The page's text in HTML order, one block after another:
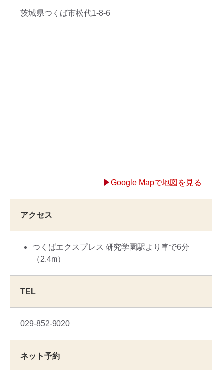
茨城県つくば市松代1-8-6
Google Mapで地図を見る
アクセス
つくばエクスプレス 研究学園駅より車で6分
（2.4m）
TEL
029-852-9020
ネット予約